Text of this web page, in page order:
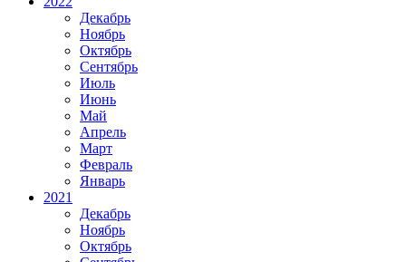
Декабрь
Ноябрь
Октябрь
Сентябрь
Июль
Июнь
Май
Апрель
Март
Февраль
Январь
2021
Декабрь
Ноябрь
Октябрь